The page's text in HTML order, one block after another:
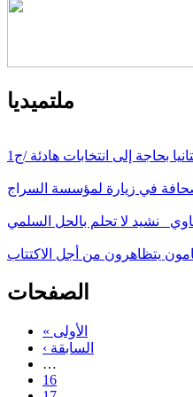
ملتميديا
بحاجة إلى انتخابات هادئة /ج1
في زيارة لمؤسسة السراج
نشيد لا تحلم بالحل السلمي
يتظاهرون من أجل الاكتتاب
الصفحات
« الأولى
‹ السابقة
…
16